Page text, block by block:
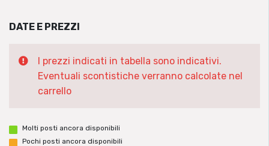
DATE E PREZZI
I prezzi indicati in tabella sono indicativi.
Eventuali scontistiche verranno calcolate nel
carrello
Molti posti ancora disponibili
Pochi posti ancora disponibili